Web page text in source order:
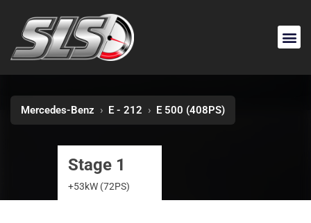
Mercedes-Benz › E - 212 › E 500 (408PS)
Stage 1
+53kW (72PS)